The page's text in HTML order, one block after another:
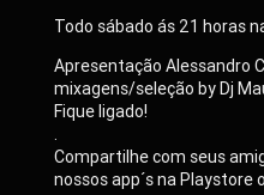
Todo sábado ás 21 horas
Apresentação Alessandro
mixagens/seleção by Dj
Fique ligado!
.
Compartilhe com seus
nossos app´s na Playstore